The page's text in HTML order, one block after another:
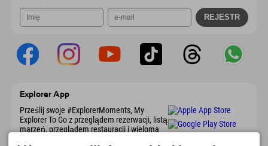
Explorer App
Prześlij swoje #ExplorerMoments, My
Explorer To Go z przeglądem rezerwacji, listą
marzeń, przeglądem restauracji i wieloma